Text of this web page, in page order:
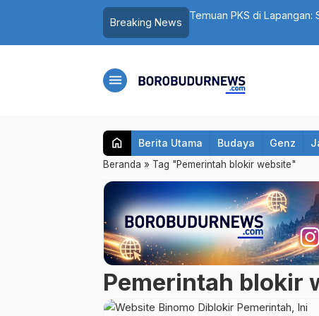
Breaking News
Temuan PKS di Lapangan:
menu
home Berita Utama Budaya Genz
Beranda » Tag "Pemerintah blokir website"
Pemerintah blokir